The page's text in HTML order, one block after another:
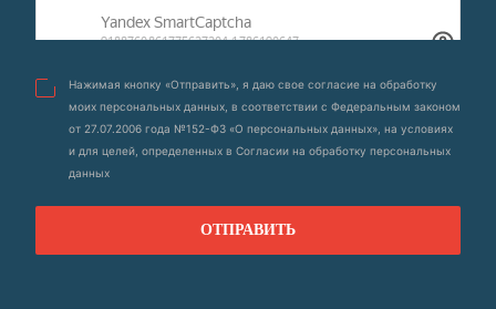
Нажимая кнопку «Отправить», я даю свое согласие на обработку
моих персональных данных, в соответствии с Федеральным законом
от 27.07.2006 года №152-ФЗ «О персональных данных», на условиях
и для целей, определенных в Согласии на обработку персональных
данных